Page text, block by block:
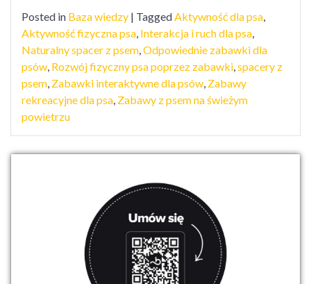
Posted in Baza wiedzy | Tagged Aktywność dla psa
Aktywność fizyczna psa Interakcja i ruch dla psa
Naturalny spacer z psem Odpowiednie zabawki dla
psów Rozwój fizyczny psa poprzez zabawki spacery z
psem Zabawki interaktywne dla psów Zabawy
rekreacyjne dla psa Zabawy z psem na świeżym
powietrzu